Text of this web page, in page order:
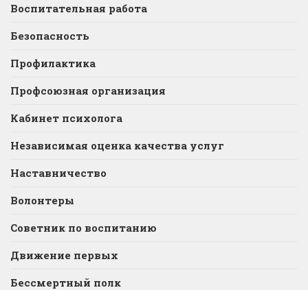
Воспитательная работа
Безопасность
Профилактика
Профсоюзная организация
Кабинет психолога
Независимая оценка качества услуг
Наставничество
Волонтеры
Советник по воспитанию
Движение первых
Бессмертный полк